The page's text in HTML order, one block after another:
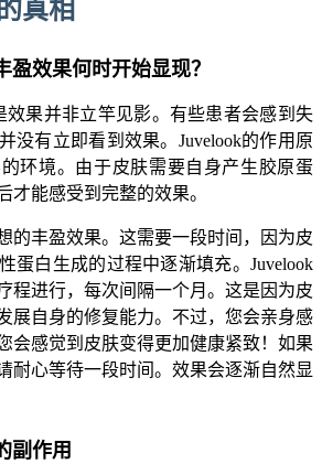
真相
盈效果何时开始显现？
效果并非立竿见影。有些患者会感到失
没有立即看到效果。Juvelook的作用原
环境。由于皮肤需要自身产生胶原蛋
才能感受到完整的效果。
的丰盈效果。这需要一段时间，因为皮
蛋白生成的过程中逐渐填充。Juvelook
程进行，每次间隔一个月。这是因为皮
展自身的修复能力。不过，您会亲身感
会感觉到皮肤变得更加健康紧致！如果
耐心等待一段时间。效果会逐渐自然显
副作用